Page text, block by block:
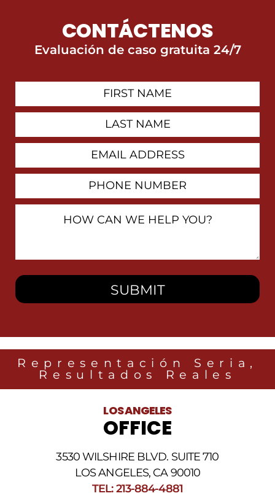
CONTÁCTENOS
Evaluación de caso gratuita 24/7
You?
Representación Seria,
Resultados Reales
LOS ANGELES
OFFICE
3530 WILSHIRE BLVD. SUITE 710
LOS ANGELES, CA 90010
TEL: 213-884-4881